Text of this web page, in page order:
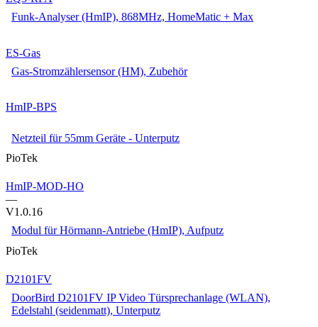
Funk-Analyser (HmIP), 868MHz, HomeMatic + Max
ES-Gas
Gas-Stromzählersensor (HM), Zubehör
HmIP-BPS
Netzteil für 55mm Geräte - Unterputz
PioTek
HmIP-MOD-HO
—
V1.0.16
Modul für Hörmann-Antriebe (HmIP), Aufputz
PioTek
D2101FV
DoorBird D2101FV IP Video Türsprechanlage (WLAN),
Edelstahl (seidenmatt), Unterputz